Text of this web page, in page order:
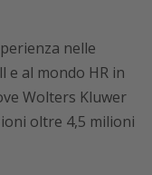
nelle
e al mondo HR in
Wolters Kluwer
oltre 4,5 milioni